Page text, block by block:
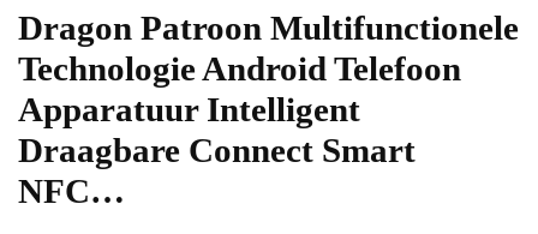
Dragon Patroon Multifunctionele
Technologie Android Telefoon
Apparatuur Intelligent
Draagbare Connect Smart
NFC…